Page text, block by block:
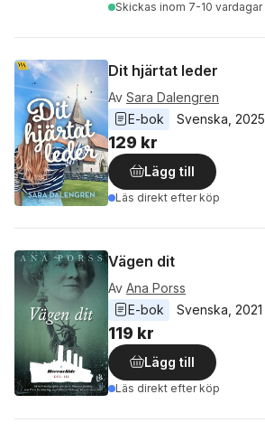
Skickas inom 7-10 vardagar
Dit hjärtat leder
Av Sara Dalengren
E-bok
Svenska 2025
129 kr
Lägg till
Läs direkt efter köp
Vägen dit
Av Ana Porss
E-bok
Svenska 2021
119 kr
Lägg till
Läs direkt efter köp